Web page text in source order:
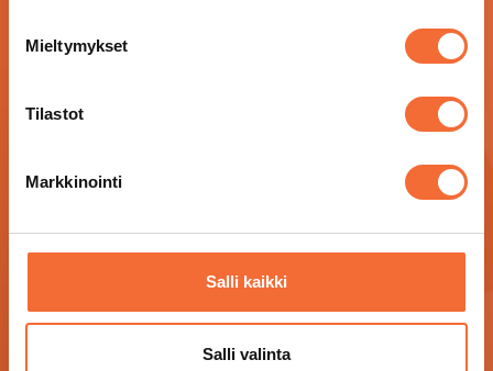
Mieltymykset
Tilastot
Markkinointi
Salli kaikki
Salli valinta